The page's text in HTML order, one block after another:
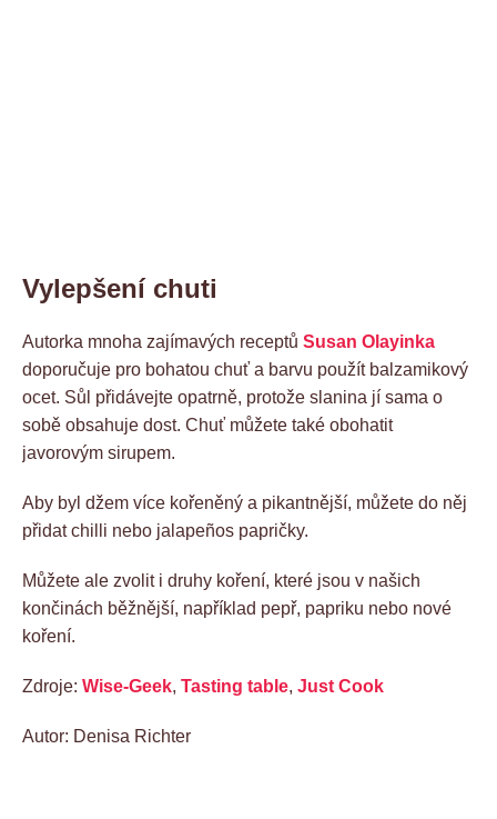
Vylepšení chuti
Autorka mnoha zajímavých receptů Susan Olayinka
doporučuje pro bohatou chuť a barvu použít balzamikový
ocet. Sůl přidávejte opatrně, protože slanina jí sama o
sobě obsahuje dost. Chuť můžete také obohatit
javorovým sirupem.
Aby byl džem více kořeněný a pikantnější, můžete do něj
přidat chilli nebo jalapeños papričky.
Můžete ale zvolit i druhy koření, které jsou v našich
končinách běžnější, například pepř, papriku nebo nové
koření.
Zdroje: Wise-Geek, Tasting table, Just Cook
Autor: Denisa Richter